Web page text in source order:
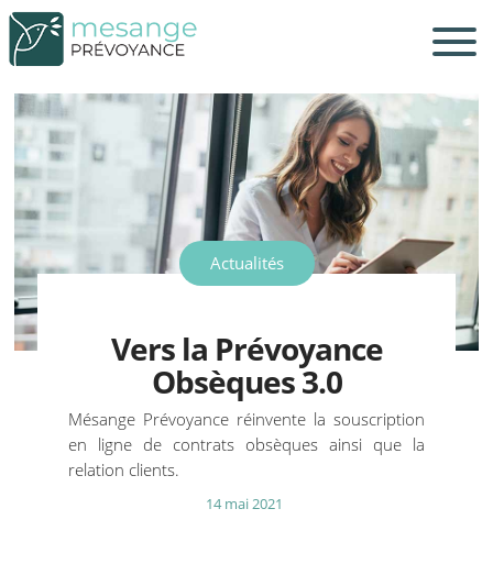
Vers la Prévoyance
Obsèques 3.0
Mésange Prévoyance réinvente la souscription
en ligne de contrats obsèques ainsi que la
relation clients.
14 mai 2021
Actualités